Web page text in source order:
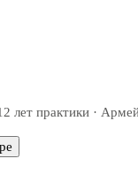
лет практики ·